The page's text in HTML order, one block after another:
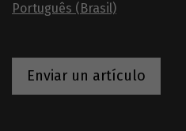
Português (Brasil)
Enviar un artículo